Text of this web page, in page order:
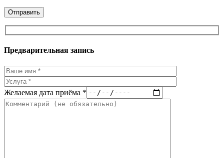
Предварительная запись
Желаемая дата приёма *